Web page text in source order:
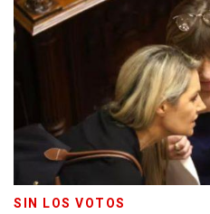
SIN LOS VOTOS